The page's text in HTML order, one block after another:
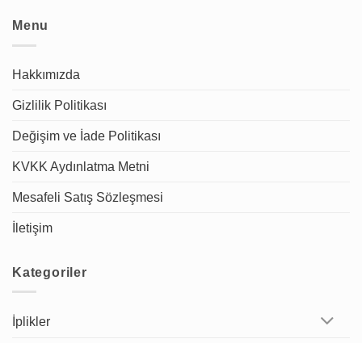
Menu
Hakkımızda
Gizlilik Politikası
Değişim ve İade Politikası
KVKK Aydınlatma Metni
Mesafeli Satış Sözleşmesi
İletişim
Kategoriler
İplikler